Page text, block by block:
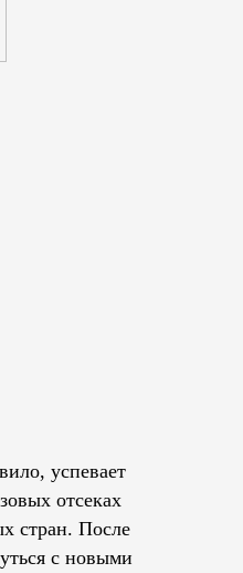
успевает
отсеках
стран. После
с новыми